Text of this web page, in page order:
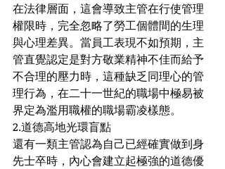
在法律層面，這會導致主管在行使管理
權限時，完全忽略了勞工個體間的生理
與心理差異。當員工表現不如預期，主
管直覺認定是對方敬業精神不佳而給予
不合理的壓力時，這種缺乏同理心的管
理行為，在二十一世紀的職場中極易被
界定為濫用職權的職場霸凌樣態。
2.道德高地光環盲點
還有一類主管認為自己已經確實做到身
先士卒時，內心會建立起極強的道德優